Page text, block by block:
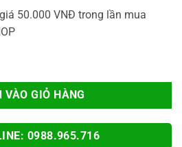
50.000 VNĐ trong lần mua
Sốc CỰC BỀN Cho Tay Cầm Sony PS5
VÀO GIỎ HÀNG
0988.965.716